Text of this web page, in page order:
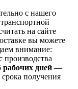
с нашего
на сайте
вы можете
внимание:
производства
рабочих дней —
получения